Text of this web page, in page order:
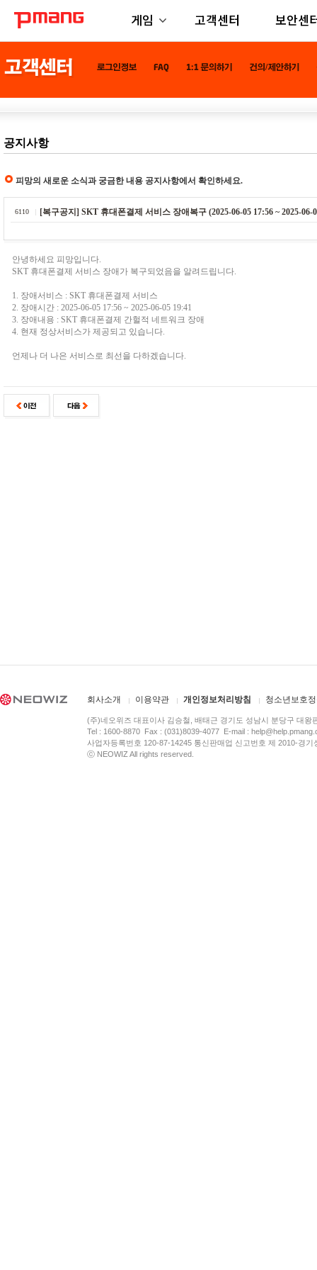
게임 고객센터 보안센
공지사항
피망의 새로운 소식과 궁금한 내용 공지사항에서 확인하세요.
6110 [복구공지] SKT 휴대폰결제 서비스 장애복구 (2025-06-05 17:56 ~ 2025-06-
안녕하세요 피망입니다.
SKT 휴대폰결제 서비스 장애가 복구되었음을 알려드립니다.
1. 장애서비스 : SKT 휴대폰결제 서비스
2. 장애시간 : 2025-06-05 17:56 ~ 2025-06-05 19:41
3. 장애내용 : SKT 휴대폰결제 간헐적 네트워크 장애
4. 현재 정상서비스가 제공되고 있습니다.
언제나 더 나은 서비스로 최선을 다하겠습니다.
회사소개 이용약관 개인정보처리방침 청소년보호
(주)네오위즈 대표이사 김승철, 배태근 경기도 성남시 분당구 대왕
Tel : 1600-8870 Fax : (031)8039-4077 E-mail :
사업자등록번호 120-87-14245 통신판매업 신고번호 제 2010-경
ⓒ NEOWIZ All rights reserved.